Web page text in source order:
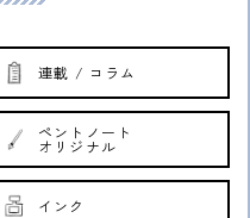
連載 / コラム
ペントノート
オリジナル
インク